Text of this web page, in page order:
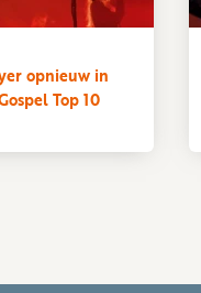
opnieuw in
Top 10